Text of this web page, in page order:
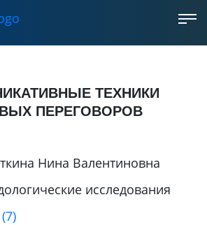
ТЕХНИКИ
ПЕРЕГОВОРОВ
Нина Валентиновна
исследования